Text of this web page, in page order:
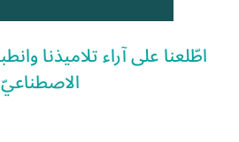
اطّلعنا على آراء تلاميذنا
الاصطناعيّ